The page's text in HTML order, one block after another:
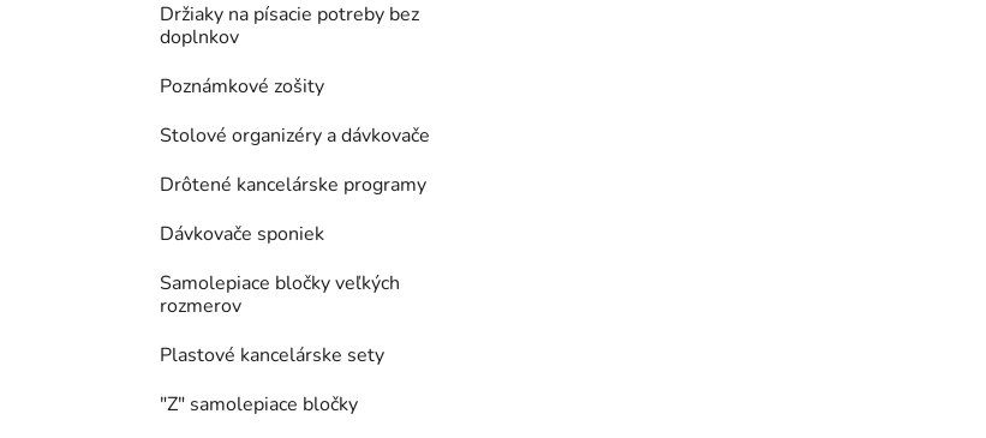
Držiaky na písacie potreby bez
doplnkov
Poznámkové zošity
Stolové organizéry a dávkovače
Drôtené kancelárske programy
Dávkovače sponiek
Samolepiace bločky veľkých
rozmerov
Plastové kancelárske sety
"Z" samolepiace bločky